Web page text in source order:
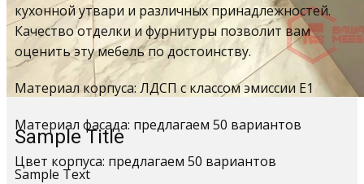
Sample Title
Sample Text
кухонной утвари и различных принадлежностей.
Качество отделки и фурнитуры позволит вам
оценить эту мебель по достоинству.
Материал корпуса: ЛДСП с классом эмиссии Е1
Материал фасада: предлагаем 50 вариантов
Цвет корпуса: предлагаем 50 вариантов